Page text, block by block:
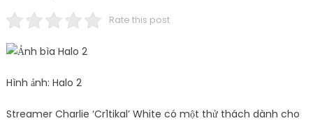
Rate this post
Hình ảnh: Halo 2
Streamer Charlie ‘Cr1tikal’ White có một thử thách dành cho